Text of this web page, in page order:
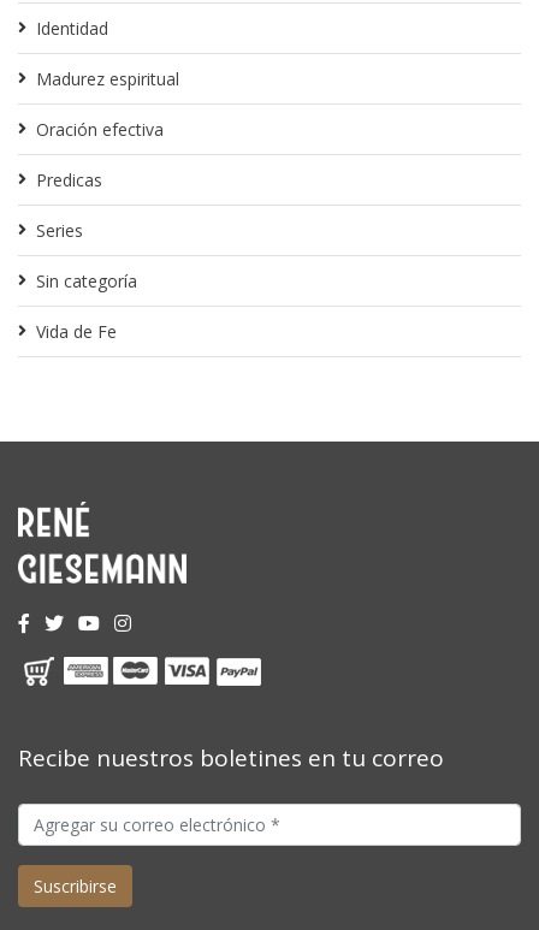
Identidad
Madurez espiritual
Oración efectiva
Predicas
Series
Sin categoría
Vida de Fe
Recibe nuestros boletines en tu correo